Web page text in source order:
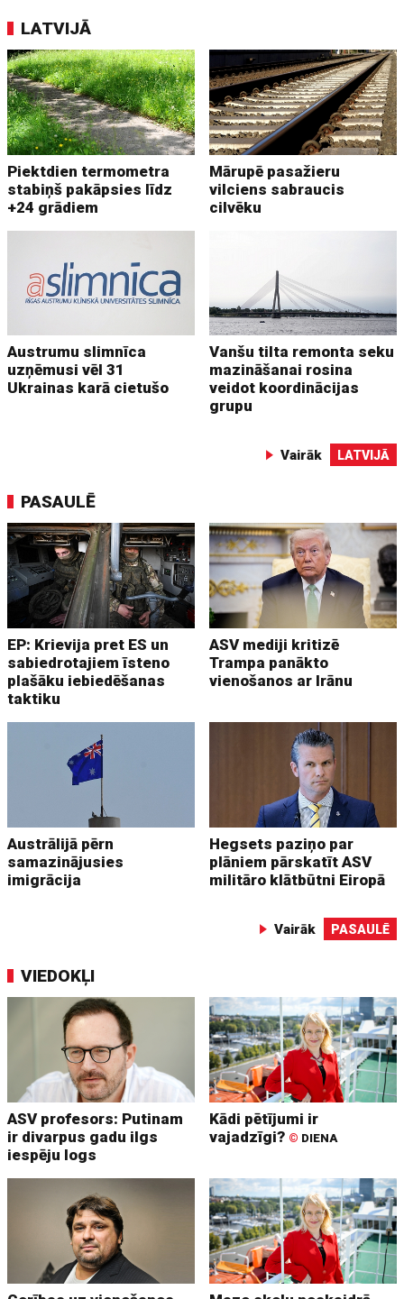
LATVIJĀ
Piektdien termometra
stabiņš pakāpsies līdz
+24 grādiem
Mārupē pasažieru
vilciens sabraucis
cilvēku
Austrumu slimnīca
uzņēmusi vēl 31
Ukrainas karā cietušo
Vanšu tilta remonta seku
mazināšanai rosina
veidot koordinācijas
grupu
Vairāk LATVIJĀ
PASAULĒ
EP: Krievija pret ES un
sabiedrotajiem īsteno
plašāku iebiedēšanas
taktiku
ASV mediji kritizē
Trampa panākto
vienošanos ar Irānu
Austrālijā pērn
samazinājusies
imigrācija
Hegsets paziņo par
plāniem pārskatīt ASV
militāro klātbūtni Eiropā
Vairāk PASAULĒ
VIEDOKĻI
ASV profesors: Putinam
ir divarpus gadu ilgs
iespēju logs
Kādi pētījumi ir
vajadzīgi? © DIENA